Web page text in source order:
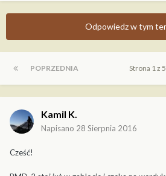
Odpowiedz w tym
POPRZEDNIA Strona 1 z 5
Kamil K.
Napisano 28 Sierpnia 2016
Cześć!